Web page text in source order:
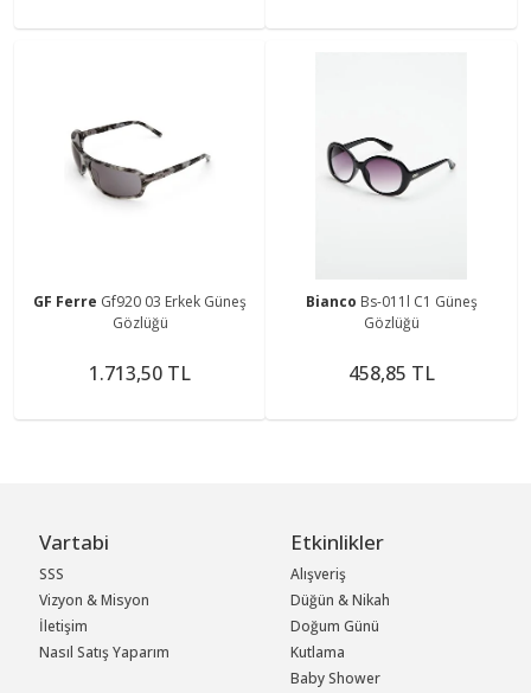
GF Ferre Gf920 03 Erkek Güneş
Gözlüğü
1.713,50 TL
Bianco Bs-011l C1 Güneş
Gözlüğü
458,85 TL
Vartabi
SSS
Vizyon & Misyon
İletişim
Nasıl Satış Yaparım
Etkinlikler
Alışveriş
Düğün & Nikah
Doğum Günü
Kutlama
Baby Shower